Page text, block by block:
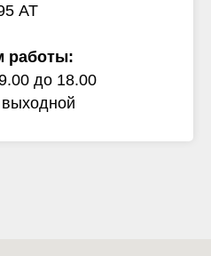
АТ
работы:
до 18.00